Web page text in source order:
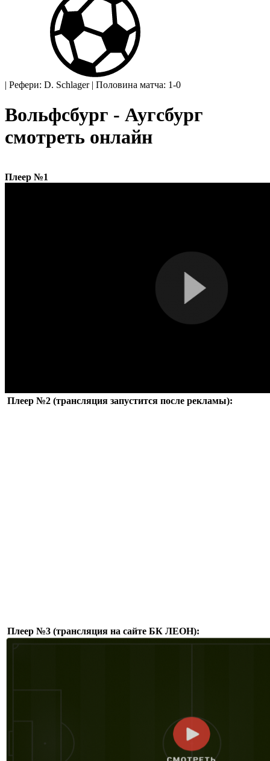
| Рефери: D. Schlager | Половина матча: 1-0
Вольфсбург - Аугсбург
смотреть онлайн
Плеер №1
Плеер №2 (трансляция запустится после рекламы):
Плеер №3 (трансляция на сайте БК ЛЕОН):